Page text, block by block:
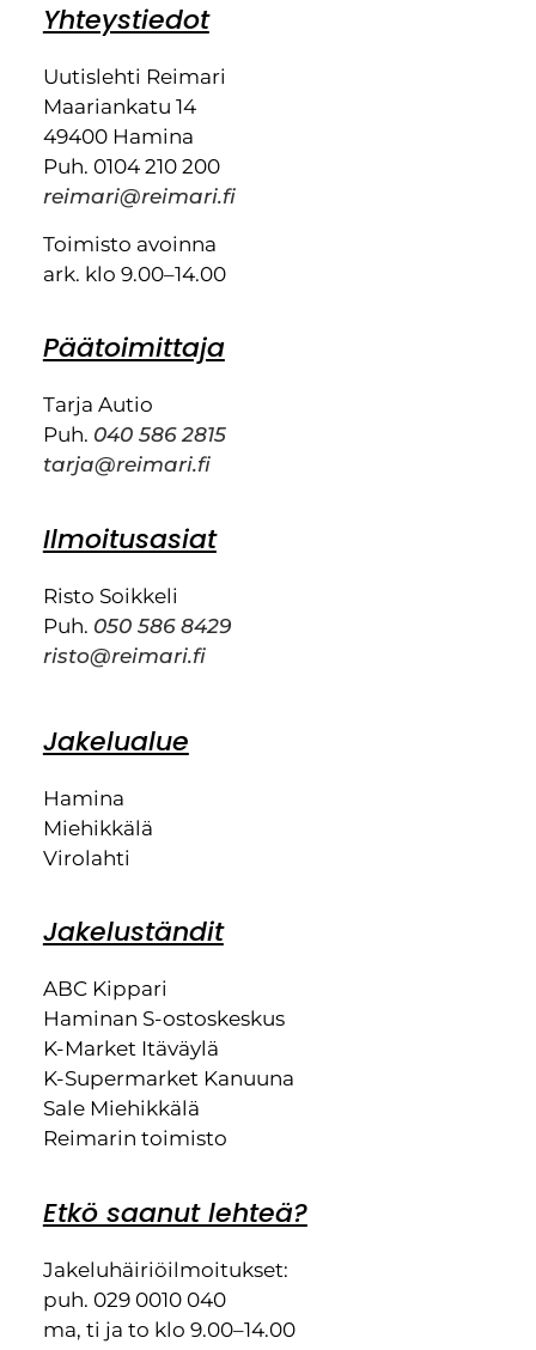
Yhteystiedot
Uutislehti Reimari
Maariankatu 14
49400 Hamina
Puh. 0104 210 200
reimari@reimari.fi
Toimisto avoinna
ark. klo 9.00–14.00
Päätoimittaja
Tarja Autio
Puh. 040 586 2815
tarja@reimari.fi
Ilmoitusasiat
Risto Soikkeli
Puh. 050 586 8429
risto@reimari.fi
Jakelualue
Hamina
Miehikkälä
Virolahti
Jakeluständit
ABC Kippari
Haminan S-ostoskeskus
K-Market Itäväylä
K-Supermarket Kanuuna
Sale Miehikkälä
Reimarin toimisto
Etkö saanut lehteä?
Jakeluhäiriöilmoitukset:
puh. 029 0010 040
ma, ti ja to klo 9.00–14.00